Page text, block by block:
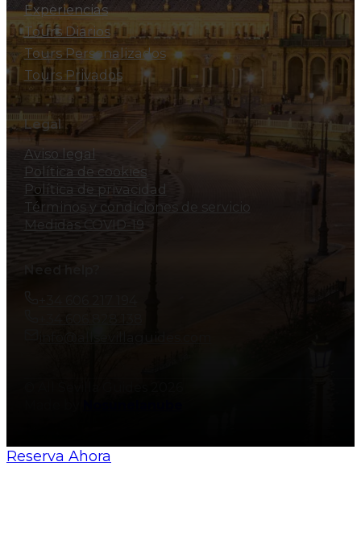
Experiencias
Tours Diarios
Tours Personalizados
Tours Privados
Legal
Aviso legal
Política de cookies
Política de privacidad
Términos y condiciones de servicio
Medidas COVID-19
Reserva Ahora